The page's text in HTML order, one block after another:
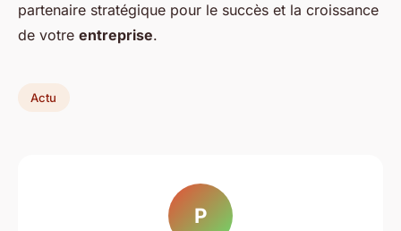
partenaire stratégique pour le succès et la croissance
de votre entreprise.
Actu
P